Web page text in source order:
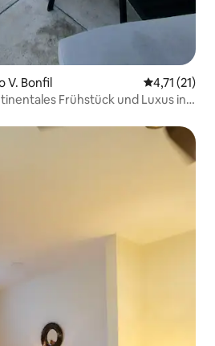
V. Bonfil
4,71 (21)
Frühstück und Luxus in